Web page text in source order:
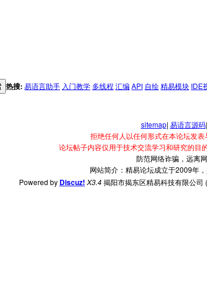
热搜: 易语言助手 入门教学 多线程 汇编API 自绘精易模块 IDE
sitemap| 易语言源码|
拒绝任何人以任何形式在本论坛发
论坛帖子内容仅用于技术交流学习和研究的目
防范网络诈骗，远离
网站简介：精易论坛成立于2009年
Powered by Discuz! X3.4揭阳市揭东区精易科技有限公司 (